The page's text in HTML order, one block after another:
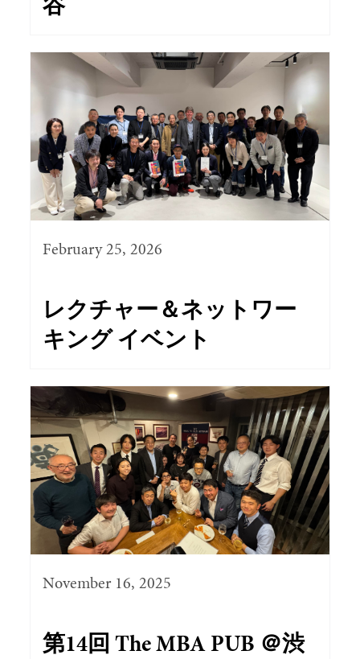
谷
February 25, 2026
レクチャー＆ネットワー
キング イベント
November 16, 2025
第14回 The MBA PUB ＠渋